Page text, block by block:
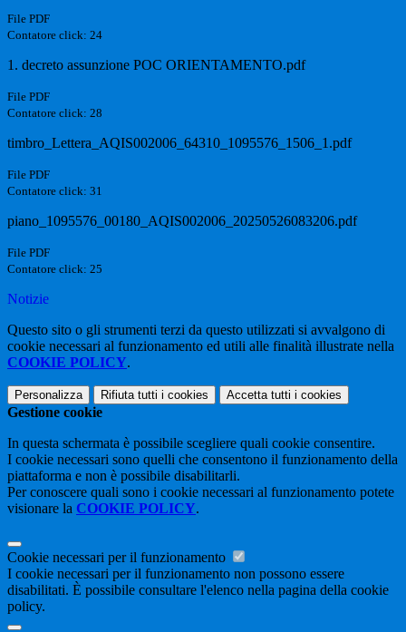
File PDF
Contatore click: 24
1. decreto assunzione POC ORIENTAMENTO.pdf
File PDF
Contatore click: 28
timbro_Lettera_AQIS002006_64310_1095576_1506_1.pdf
File PDF
Contatore click: 31
piano_1095576_00180_AQIS002006_20250526083206.pdf
File PDF
Contatore click: 25
Notizie
Questo sito o gli strumenti terzi da questo utilizzati si avvalgono di
cookie necessari al funzionamento ed utili alle finalità illustrate nella
COOKIE POLICY.
Personalizza Rifiuta tutti i cookies Accetta tutti i cookies
Gestione cookie
In questa schermata è possibile scegliere quali cookie consentire.
I cookie necessari sono quelli che consentono il funzionamento della
piattaforma e non è possibile disabilitarli.
Per conoscere quali sono i cookie necessari al funzionamento potete
visionare la COOKIE POLICY.
Cookie necessari per il funzionamento
I cookie necessari per il funzionamento non possono essere
disabilitati. È possibile consultare l'elenco nella pagina della cookie
policy.